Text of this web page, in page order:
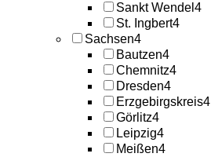
Sankt Wendel 4
St. Ingbert4
Sachsen4
Bautzen4
Chemnitz4
Dresden4
Erzgebirgskreis4
Görlitz4
Leipzig4
Meißen4